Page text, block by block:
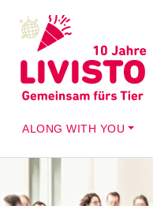
ALONG WITH YOU